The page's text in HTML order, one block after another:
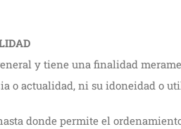
y tiene una finalidad
o actualidad, ni su idoneidad o
donde permite el